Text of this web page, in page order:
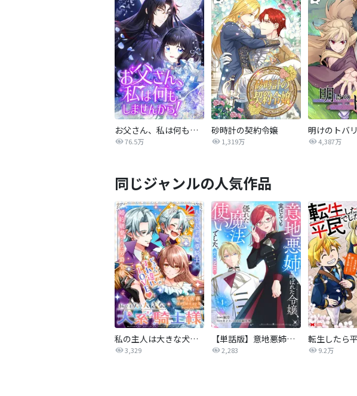
お父さん、私は何もしませんから！
76.5万
砂時計の契約令嬢
1,319万
明けのトバリ
4,387万
同じジャンルの人気作品
私の主人は大きな犬系騎士様
3,329
【単話版】意地悪姉と呼ばれた令嬢、実はとても優れた魔法使いでした。@COMIC
2,283 9.2万